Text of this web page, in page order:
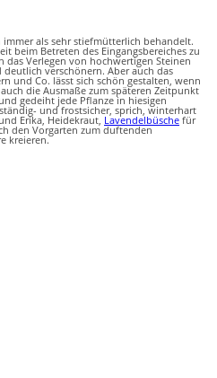
als sehr stiefmütterlich behandelt.
beim Betreten des Eingangsbereiches zu
Verlegen von hochwertigen Steinen
verschönern. Aber auch das
und Co. lässt sich schön gestalten, wenn
die Ausmaße zum späteren Zeitpunkt
gedeiht jede Pflanze in hiesigen
und frostsicher, sprich, winterhart
Erika, Heidekraut, Lavendelbüsche für
den Vorgarten zum duftenden
kreieren.